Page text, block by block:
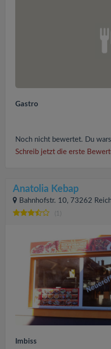
Gastro
Noch nicht bewertet. Du
Schreib jetzt die erste
Anatolia Kebap
Bahnhofstr. 10, 73262
(1)
Imbiss